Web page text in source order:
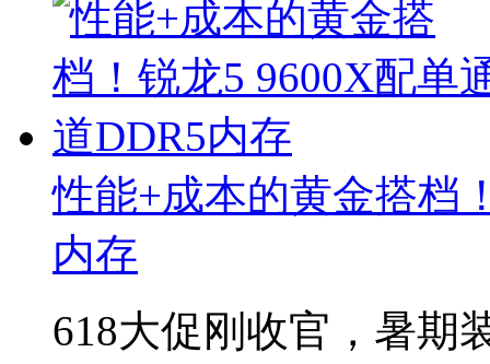
性能+成本的黄金搭档
内存
618大促刚收官，暑期